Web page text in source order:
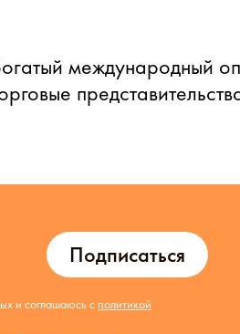
международный
Подписаться
и соглашаюсь с политикой